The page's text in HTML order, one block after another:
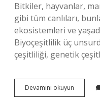
Bitkiler, hayvanlar,
gibi tüm canlıları,
ekosistemleri ve
Biyoçeşitlilik üç
çeşitliliği, genetik
Devamını okuyun
Nedir